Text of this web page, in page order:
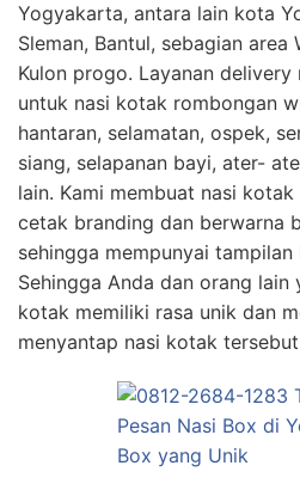
Yogyakarta, antara lain kota
Sleman, Bantul, sebagian area
Kulon progo. Layanan
untuk nasi kotak rombongan
hantaran, selamatan, ospek,
siang, selapanan bayi, ater-
lain. Kami membuat nasi
cetak branding dan berwarna
sehingga mempunyai tampilan
Sehingga Anda dan orang lain
kotak memiliki rasa unik dan
menyantap nasi kotak